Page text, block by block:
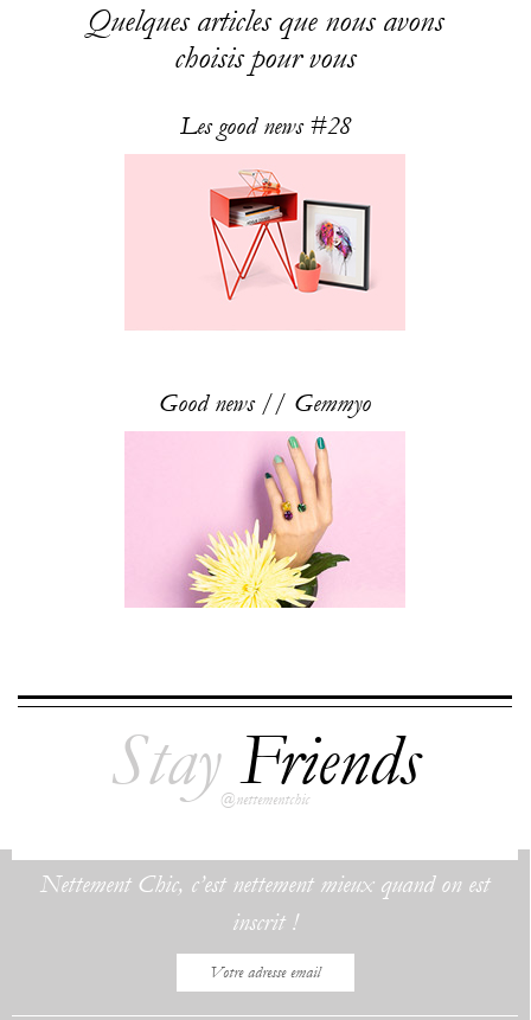
Quelques articles que nous avons
choisis pour vous
Les good news #28
Good news // Gemmyo
StayFriends
@nettementchic
Nettement Chic, c’est nettement mieux quand on est
inscrit !